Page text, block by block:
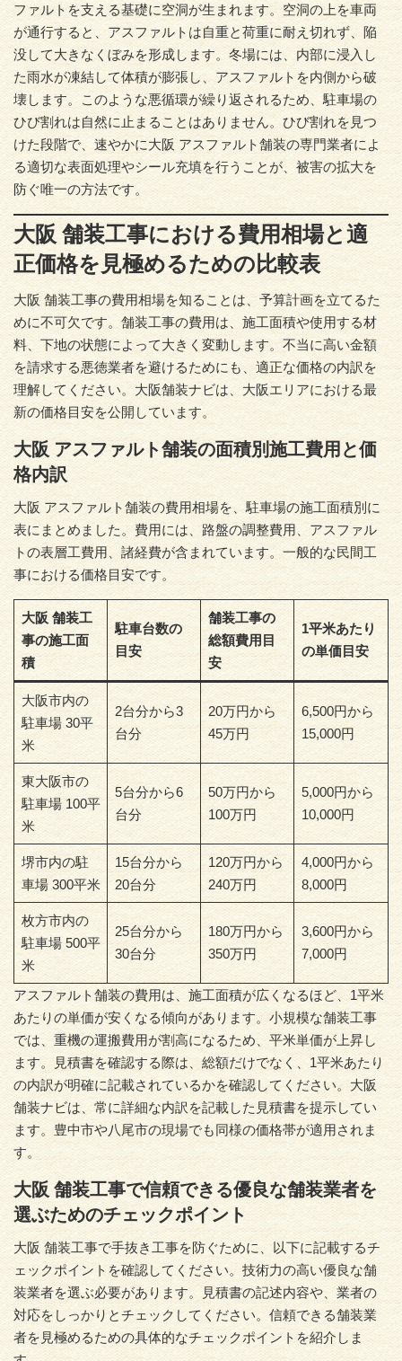
ファルトを支える基礎に空洞が生まれます。空洞の上を車両
が通行すると、アスファルトは自重と荷重に耐え切れず、陥
没して大きなくぼみを形成します。冬場には、内部に浸入し
た雨水が凍結して体積が膨張し、アスファルトを内側から破
壊します。このような悪循環が繰り返されるため、駐車場の
ひび割れは自然に止まることはありません。ひび割れを見つ
けた段階で、速やかに大阪 アスファルト舗装の専門業者によ
る適切な表面処理やシール充填を行うことが、被害の拡大を
防ぐ唯一の方法です。
大阪 舗装工事における費用相場と適
正価格を見極めるための比較表
大阪 舗装工事の費用相場を知ることは、予算計画を立てるた
めに不可欠です。舗装工事の費用は、施工面積や使用する材
料、下地の状態によって大きく変動します。不当に高い金額
を請求する悪徳業者を避けるためにも、適正な価格の内訳を
理解してください。大阪舗装ナビは、大阪エリアにおける最
新の価格目安を公開しています。
大阪 アスファルト舗装の面積別施工費用と価
格内訳
大阪 アスファルト舗装の費用相場を、駐車場の施工面積別に
表にまとめました。費用には、路盤の調整費用、アスファル
トの表層工費用、諸経費が含まれています。一般的な民間工
事における価格目安です。
大阪 舗装工
事の施工面
積
駐車台数の
目安
舗装工事の
総額費用目
安
1平米あたり
の単価目安
大阪市内の
駐車場 30平
米
2台分から3
台分
20万円から
45万円
6,500円から
15,000円
東大阪市の
駐車場 100平
米
5台分から6
台分
50万円から
100万円
5,000円から
10,000円
堺市内の駐
車場 300平米
15台分から
20台分
120万円から
240万円
4,000円から
8,000円
枚方市内の
駐車場 500平
米
25台分から
30台分
180万円から
350万円
3,600円から
7,000円
アスファルト舗装の費用は、施工面積が広くなるほど、1平米
あたりの単価が安くなる傾向があります。小規模な舗装工事
では、重機の運搬費用が割高になるため、平米単価が上昇し
ます。見積書を確認する際は、総額だけでなく、1平米あたり
の内訳が明確に記載されているかを確認してください。大阪
舗装ナビは、常に詳細な内訳を記載した見積書を提示してい
ます。豊中市や八尾市の現場でも同様の価格帯が適用されま
す。
大阪 舗装工事で信頼できる優良な舗装業者を
選ぶためのチェックポイント
大阪 舗装工事で手抜き工事を防ぐために、以下に記載するチ
ェックポイントを確認してください。技術力の高い優良な舗
装業者を選ぶ必要があります。見積書の記述内容や、業者の
対応をしっかりとチェックしてください。信頼できる舗装業
者を見極めるための具体的なチェックポイントを紹介しま